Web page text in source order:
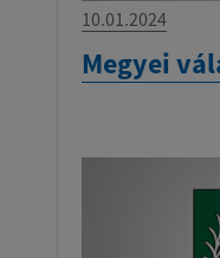
10.01.2024
Megyei